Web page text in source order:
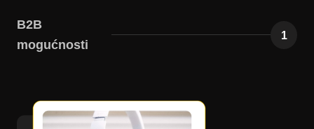
B2B
mogućnosti
1